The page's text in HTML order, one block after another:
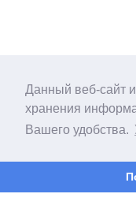
Данный веб-сайт
хранения
Вашего удобства.